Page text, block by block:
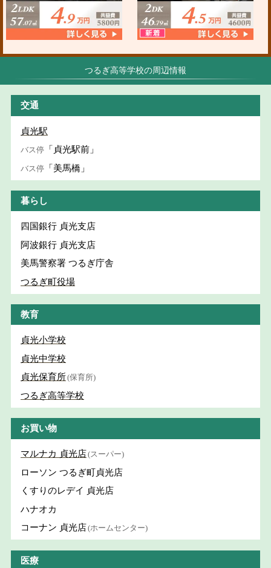
つるぎ高等学校の周辺情報
交通
貞光駅
バス停 「貞光駅前」
バス停 「美馬橋」
暮らし
四国銀行 貞光支店
阿波銀行 貞光支店
美馬警察署 つるぎ庁舎
つるぎ町役場
教育
貞光小学校
貞光中学校
貞光保育所(保育所)
つるぎ高等学校
お買い物
マルナカ 貞光店(スーパー)
ローソン つるぎ町貞光店
くすりのレデイ 貞光店
ハナオカ
コーナン 貞光店(ホームセンター)
医療